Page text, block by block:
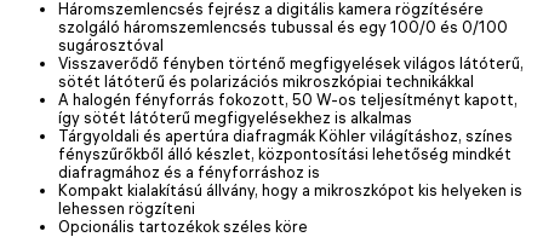
Háromszemlencsés fejrész a digitális kamera rögzítésére
szolgáló háromszemlencsés tubussal és egy 100/0 és 0/100
sugárosztóval
Visszaverődő fényben történő megfigyelések világos látóterű,
sötét látóterű és polarizációs mikroszkópiai technikákkal
A halogén fényforrás fokozott, 50 W-os teljesítményt kapott,
így sötét látóterű megfigyelésekhez is alkalmas
Tárgyoldali és apertúra diafragmák Köhler világításhoz, színes
fényszűrőkből álló készlet, központosítási lehetőség mindkét
diafragmához és a fényforráshoz is
Kompakt kialakítású állvány, hogy a mikroszkópot kis helyeken is
lehessen rögzíteni
Opcionális tartozékok széles köre